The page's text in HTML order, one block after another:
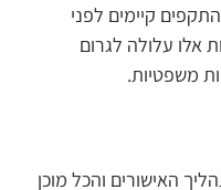
קיימים לפני
אלו עלולה לגרום
משפטיות.
האישורים והכל מוכן